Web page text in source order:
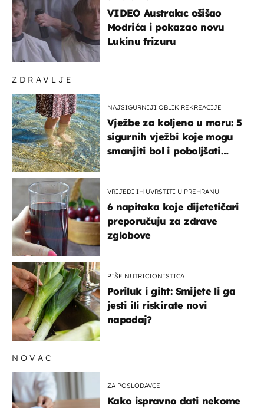
ZDRAVLJE
NAJSIGURNIJI OBLIK REKREACIJE
Vježbe za koljeno u moru: 5
sigurnih vježbi koje mogu
smanjiti bol i poboljšati
VRIJEDI IH UVRSTITI U PREHRANU
6 napitaka koje dijetetičari
preporučuju za zdrave
zglobove
PIŠE NUTRICIONISTICA
Poriluk i giht: Smijete li ga
jesti ili riskirate novi
napadaj?
VIDEO Australac ošišao
Modrića i pokazao novu
Lukinu frizuru
NOVAC
ZA POSLODAVCE
Kako ispravno dati nekome